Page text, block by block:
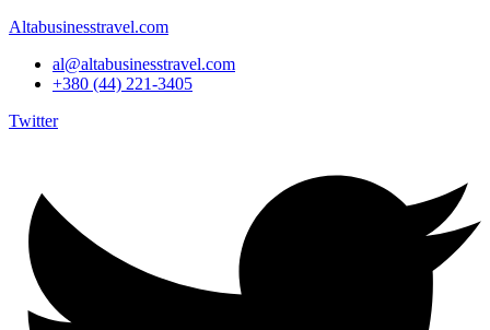
Altabusinesstravel.com
al@altabusinesstravel.com
+380 (44) 221-3405
Twitter